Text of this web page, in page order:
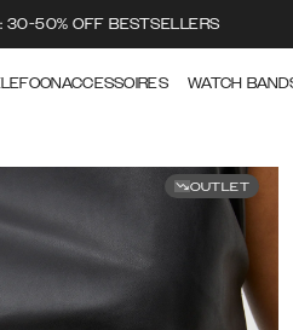
30-50% OFF BESTSELLERS
WATCH
OUTLET